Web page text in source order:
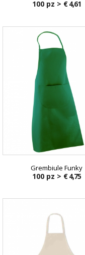
100 pz > € 4,61
Grembiule Funky
100 pz > € 4,75